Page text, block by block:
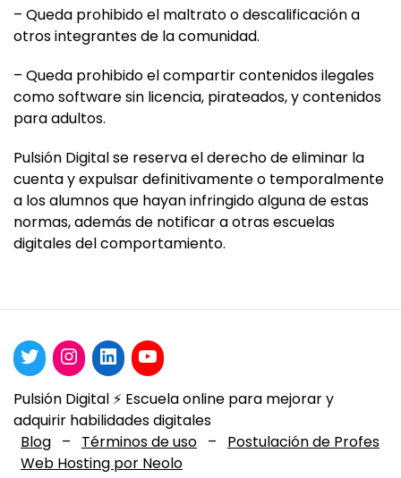
– Queda prohibido el maltrato o descalificación a
otros integrantes de la comunidad.
– Queda prohibido el compartir contenidos ilegales
como software sin licencia, pirateados, y contenidos
para adultos.
Pulsión Digital se reserva el derecho de eliminar la
cuenta y expulsar definitivamente o temporalmente
a los alumnos que hayan infringido alguna de estas
normas, además de notificar a otras escuelas
digitales del comportamiento.
Pulsión Digital ⚡️ Escuela online para mejorar y
adquirir habilidades digitales
Blog – Términos de uso –
Postulación de Profes
Web Hosting por Neolo